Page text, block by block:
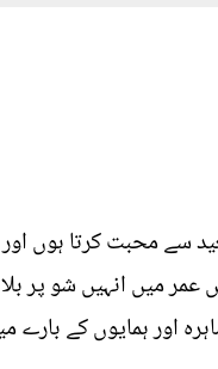
سے محبت کرتا ہوں
عمر میں انہیں شو
اور ہمایوں کے